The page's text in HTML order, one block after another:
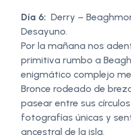
Día 6: Derry –
Desayuno.
Por la mañana nos
primitiva rumbo a
enigmático complejo
Bronce rodeado de
pasear entre sus
fotografías únicas y
ancestral de la isla.